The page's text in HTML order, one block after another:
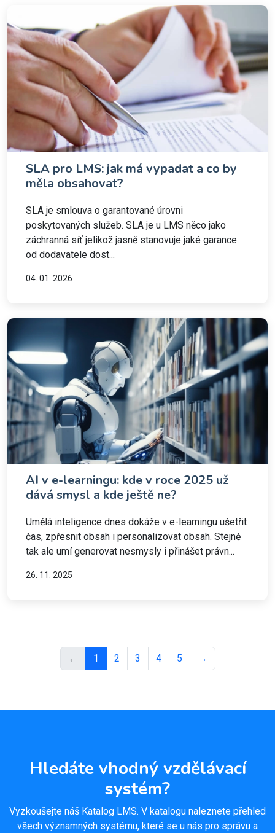
SLA pro LMS: jak má vypadat a co by
měla obsahovat?
SLA je smlouva o garantované úrovni
poskytovaných služeb. SLA je u LMS něco jako
záchranná síť jelikož jasně stanovuje jaké garance
od dodavatele dost...
04. 01. 2026
AI v e-learningu: kde v roce 2025 už
dává smysl a kde ještě ne?
Umělá inteligence dnes dokáže v e-learningu ušetřit
čas, zpřesnit obsah i personalizovat obsah. Stejně
tak ale umí generovat nesmysly i přinášet právn...
26. 11. 2025
← 1 2 3 4 5 →
Hledáte vhodný vzdělávací
systém?
Vyzkoušejte náš Katalog LMS. V katalogu naleznete přehled
všech významných systému, které se u nás pro správu a